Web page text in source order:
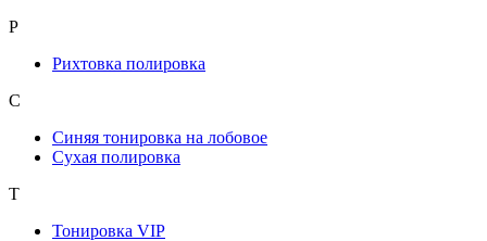
Р
Рихтовка полировка
С
Синяя тонировка на лобовое
Сухая полировка
Т
Тонировка VIP